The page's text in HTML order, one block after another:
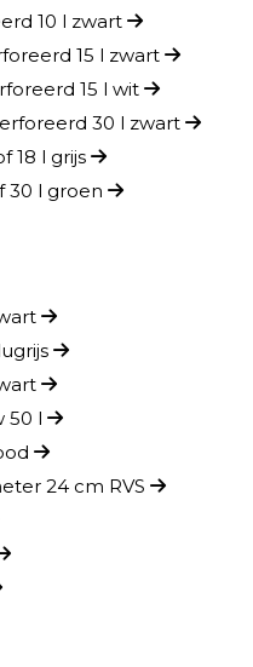
10 l zwart
15 l zwart
15 l wit
30 l zwart
18 l grijs
30 l groen
50 l
24 cm RVS